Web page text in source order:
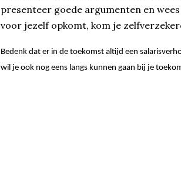
presenteer goede argumenten en
voor jezelf opkomt, kom je
Bedenk dat er in de toekomst altijd een
wil je ook nog eens langs kunnen gaan bij je